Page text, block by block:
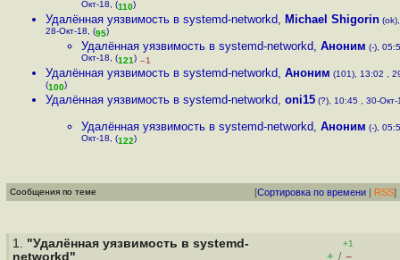
Окт-18, (110)
Удалённая уязвимость в systemd-networkd, Michael Shigorin
28-Окт-18, (95)
Удалённая уязвимость в systemd-networkd, Аноним (-),
Окт-18, (121) –1
Удалённая уязвимость в systemd-networkd, Аноним (101), 13:02 ,
(100)
Удалённая уязвимость в systemd-networkd, oni15 (?), 10:45 , 30-Окт-
Удалённая уязвимость в systemd-networkd, Аноним (-),
Окт-18, (122)
Сообщения по теме [Сортировка по времени | RSS]
1. "Удалённая уязвимость в systemd-
networkd"
+1
+ / –